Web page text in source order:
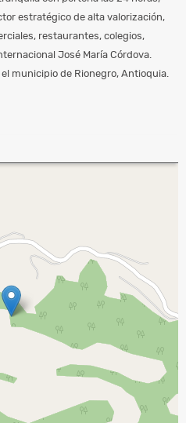
estratégico de alta valorización,
restaurantes, colegios,
José María Córdova.
municipio de Rionegro, Antioquia.